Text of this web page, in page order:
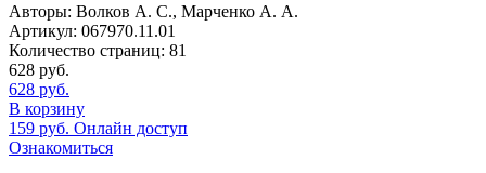
Авторы: Волков А. С., Марченко А. А.
Артикул: 067970.11.01
Количество страниц: 81
628 руб.
628 руб.
В корзину
159 руб. Онлайн доступ
Ознакомиться